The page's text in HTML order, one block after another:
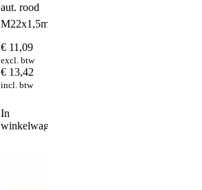
aut. rood
M22x1,5mm²
€ 11,09
excl. btw
€ 13,42
incl. btw
In
winkelwagen